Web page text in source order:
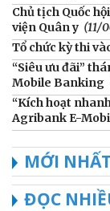
Chủ tịch Quốc
viện Quân y (11/
Tổ chức kỳ thi
“Siêu ưu đãi”
Mobile Banking
“Kích hoạt
Agribank E-
MỚI NHẤT
ĐỌC